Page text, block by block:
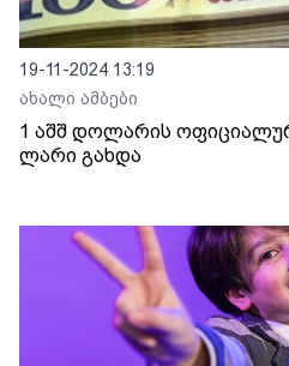
19-11-2024 13:19
ახალი ამბები
1 აშშ დოლარის
ლარი გახდა